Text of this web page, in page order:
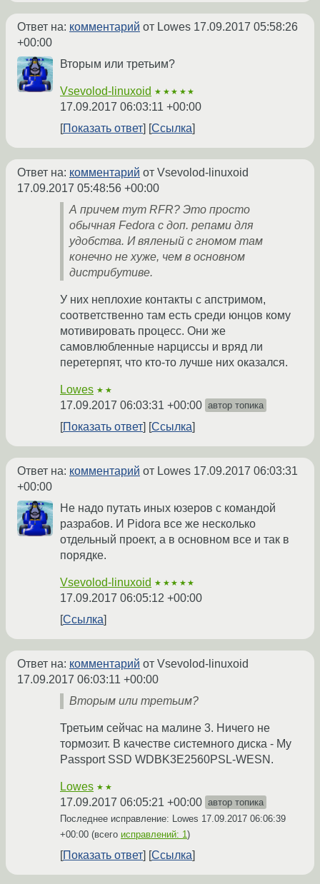
Ответ на: комментарий от Lowes 17.09.2017 05:58:26
+00:00
Вторым или третьим?
Vsevolod-linuxoid ★★★★★
17.09.2017 06:03:11 +00:00
Показать ответ
Ссылка
Ответ на: комментарий от Vsevolod-linuxoid
17.09.2017 05:48:56 +00:00
А причем тут RFR? Это просто
обычная Fedora с доп. репами для
удобства. И вяленый с гномом там
конечно не хуже, чем в основном
дистрибутиве.
У них неплохие контакты с апстримом,
соответственно там есть среди юнцов кому
мотивировать процесс. Они же
самовлюбленные нарциссы и вряд ли
перетерпят, что кто-то лучше них оказался.
Lowes ★★
17.09.2017 06:03:31 +00:00 автор топика
Показать ответ Ссылка
Ответ на: комментарий от Lowes 17.09.2017 06:03:31
+00:00
Не надо путать иных юзеров с командой
разрабов. И Pidora все же несколько
отдельный проект, а в основном все и так в
порядке.
Vsevolod-linuxoid ★★★★★
17.09.2017 06:05:12 +00:00
Ссылка
Ответ на: комментарий от Vsevolod-linuxoid
17.09.2017 06:03:11 +00:00
Вторым или третьим?
Третьим сейчас на малине 3. Ничего не
тормозит. В качестве системного диска - My
Passport SSD WDBK3E2560PSL-WESN.
Lowes ★★
17.09.2017 06:05:21 +00:00 автор топика
Последнее исправление: Lowes 17.09.2017 06:06:39
+00:00 (всего исправлений: 1)
Показать ответ Ссылка